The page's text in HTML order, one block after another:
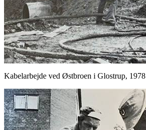
Kabelarbejde ved Østbroen i Glostrup, 1978